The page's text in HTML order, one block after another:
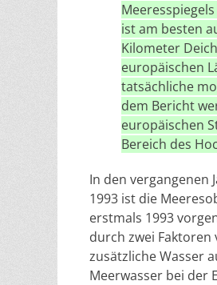
ist am besten
Kilometer
europäischen
tatsächliche
dem Bericht
europäischen
Bereich des
In den vergangenen
1993 ist die
erstmals 1993
durch zwei
zusätzliche Wasser
Meerwasser bei der